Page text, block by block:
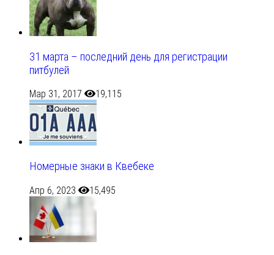
31 марта – последний день для регистрации
питбулей
Мар 31, 2017 19,115
Номерные знаки в Квебеке
Апр 6, 2023 15,495